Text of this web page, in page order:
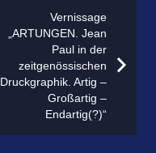
Vernissage
„ARTUNGEN. Jean
Paul in der
zeitgenössischen
Druckgraphik. Artig –
Großartig –
Endartig(?)“